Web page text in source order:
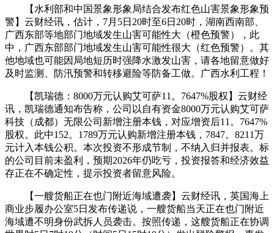
【水利部和中国景象形象局结合发布红色山害景象形象预
警】云财经讯，估计，7月5日20时至6日20时，湖南西南部、
广西东部等地部门地域发生山害可能性大（橙色预警），此
中，广西东部部门地域发生山害可能性很大（红色预警）。其
他地域也可能因局地短历时强降水激发山害，请各地留意做好
及时监测、防汛预警和转移避险等防备工做。广西水利工程！
【凯瑞德：8000万元认购艾可萨11。7647%股权】云财经
讯，凯瑞德通知布告称，公司以自有资金8000万元认购艾可萨
科技（成都）无限公司新增注册本钱，对应增资后11。7647%
股权。此中152。1789万元认购新增注册本钱，7847。8211万
元计入本钱公积。本次投资不形成节制，不纳入归并报表。标
的公司目前未盈利，预期2026年仍吃亏，投资报答和经济效益
存正在不确定性，提示投资者留意风险。
【一艘货船正在也门附近海域遭袭】云财经讯，英国海上
商业步履办公室5日发布传递说，一艘货船当天正在也门附近
海域遭不明身份武拆人员袭击。按照传递，这艘货船正在协调